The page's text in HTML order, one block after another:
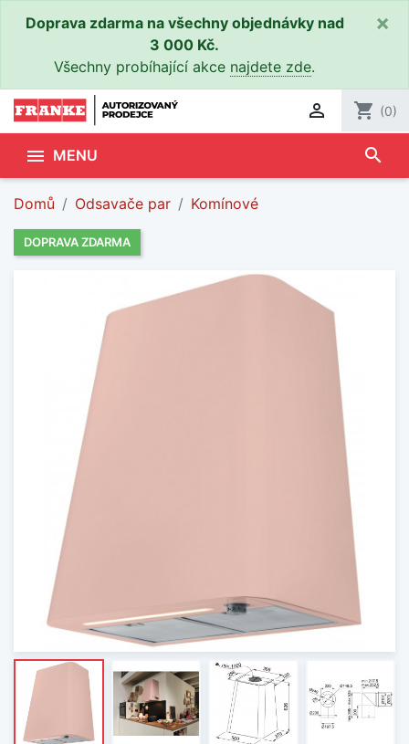
Doprava zdarma na všechny objednávky nad
3 000 Kč.
Všechny probíhající akce najdete zde.
×
 shopping_cart (0)
 MENU search
Domů Odsavače par Komínové
DOPRAVA ZDARMA